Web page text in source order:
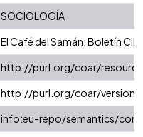
SOCIOLOGÍA
El Café del Samán: Boletín
http://purl.org/coar/
http://purl.org/coar/
info:eu-repo/semantics/